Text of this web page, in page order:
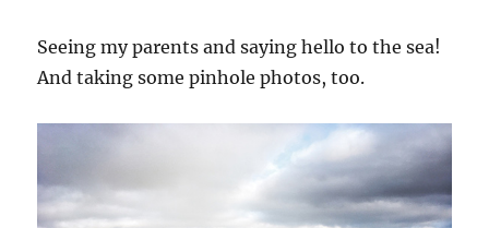
Seeing my parents and saying hello to the sea!
And taking some pinhole photos, too.